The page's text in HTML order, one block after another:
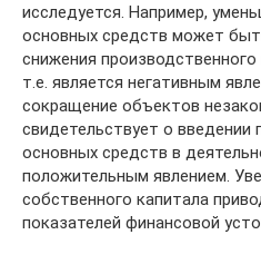
исследуется. Например,
основных средств может
снижения
т.е. является негативным
сокращение объектов
свидетельствует о введении
основных средств в
положительным явлением.
собственного капитала
показателей финансовой